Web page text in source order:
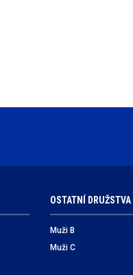
OSTATNÍ DRUŽSTVA
Muži B
Muži C